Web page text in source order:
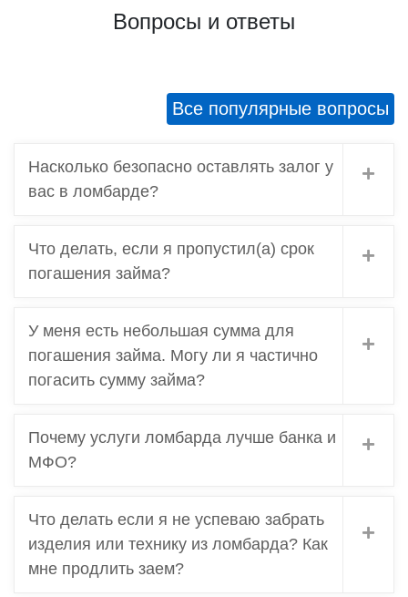
Вопросы и ответы
Все популярные вопросы
Насколько безопасно оставлять залог у
вас в ломбарде?
Что делать, если я пропустил(а) срок
погашения займа?
У меня есть небольшая сумма для
погашения займа. Могу ли я частично
погасить сумму займа?
Почему услуги ломбарда лучше банка и
МФО?
Что делать если я не успеваю забрать
изделия или технику из ломбарда? Как
мне продлить заем?